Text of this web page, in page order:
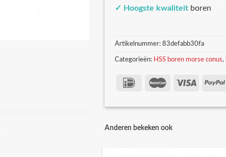
✓ Hoogste kwaliteit boren
Artikelnummer: 83defabb30fa
Categorieën: HSS boren morse conus,
Anderen bekeken ook